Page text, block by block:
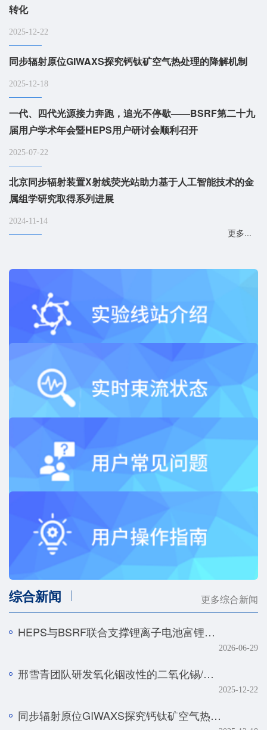
转化
2025-12-22
同步辐射原位GIWAXS探究钙钛矿空气热处理的降解机制
2025-12-18
一代、四代光源接力奔跑，追光不停歇——BSRF第二十九
届用户学术年会暨HEPS用户研讨会顺利召开
2025-07-22
北京同步辐射装置X射线荧光站助力基于人工智能技术的金
属组学研究取得系列进展
2024-11-14
更多...
综合新闻 更多综合新闻
HEPS与BSRF联合支撑锂离子电池富锂正极快速化成机制研究
2026-06-29
邢雪青团队研发氧化铟改性的二氧化锡/石墨烯复合催化剂——实现强酸体系下工业级电流密度的高效二氧化碳-甲酸转化
2025-12-22
同步辐射原位GIWAXS探究钙钛矿空气热处理的降解机制